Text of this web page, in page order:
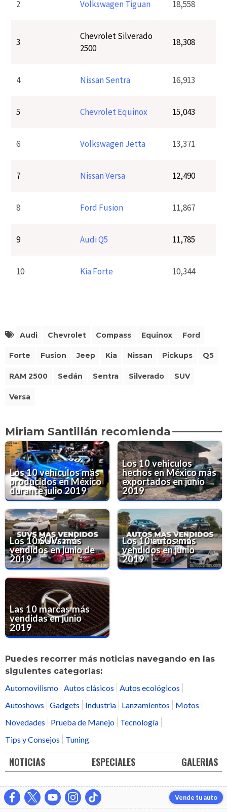
2 Volkswagen Tiguan 18,558
3
Chevrolet Silverado
2500
18,308
4 Nissan Sentra 16,913
5 Chevrolet Equinox 15,043
6 Volkswagen Jetta 13,371
7 Nissan Versa 12,490
8 Ford Fusion 11,867
9 Audi Q5 11,785
10 Kia Forte 10,344
Audi Chevrolet Compass Equinox Ford
Forte Fusion Jeep Kia Nissan Pickups Q5
RAM 2500 Sedán Sentra Silverado SUV
Versa
Miriam Santillán recomienda
Los 10 vehículos más
producidos en México
durante julio 2019
Los 10 vehículos
hechos en México más
exportados en junio
2019
Los 10 SUVs más
vendidos en junio de
2019
Los 10 autos más
vendidos en junio
2019
Las 10 marcas más
vendidas en junio
2019
Puedes recorrer más noticias navegando en las
siguientes categorías:
Automovilismo Autos clásicos
Autos ecológicos
Autoshows
Gadgets Industria Lanzamientos
Motos
Novedades
Prueba de Manejo
Tecnología
Tips y Consejos
Tuning
NOTICIAS ESPECIALES GALERIAS
Vende tu auto